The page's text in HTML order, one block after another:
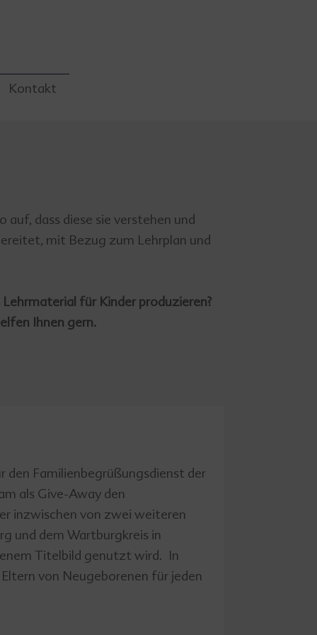
Kontakt
dass diese sie verstehen und
mit Bezug zum Lehrplan und
für Kinder produzieren?
Ihnen gern.
den Familienbegrüßungsdienst der
als Give-Away den
inzwischen von zwei weiteren
und dem Wartburgkreis in
Titelbild genutzt wird. In
von Neugeborenen für jeden